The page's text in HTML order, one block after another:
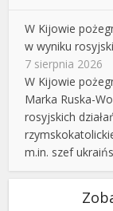
W Kijowie
w wyniku
7 sierpnia 2026
W Kijowie
Marka Ruska-
rosyjskich
m.in. szef